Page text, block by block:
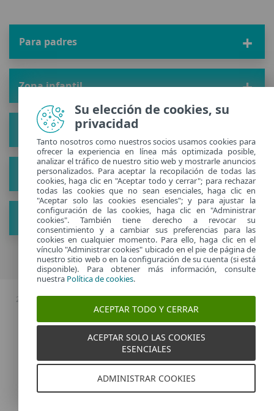
Para padres
Zona infantil
Solución
Acerca de
Ver nuevos consejos
2026 Copyright © ESET, Todos los derechos reservados. |Política de
privacidad|
Administrar cookies
Spain
Su elección de cookies, su
privacidad
Tanto nosotros como nuestros socios usamos cookies para
ofrecer la experiencia en línea más optimizada posible,
analizar el tráfico de nuestro sitio web y mostrarle anuncios
personalizados. Para aceptar la recopilación de todas las
cookies, haga clic en "Aceptar todo y cerrar"; para rechazar
todas las cookies que no sean esenciales, haga clic en
"Aceptar solo las cookies esenciales"; y para ajustar la
configuración de las cookies, haga clic en "Administrar
cookies". También tiene derecho a revocar su
consentimiento y a cambiar sus preferencias para las
cookies en cualquier momento. Para ello, haga clic en el
vínculo "Administrar cookies" ubicado en el pie de página de
nuestro sitio web o en la configuración de su cuenta (si está
disponible). Para obtener más información, consulte
nuestra Política de cookies.
ACEPTAR TODO Y CERRAR
ACEPTAR SOLO LAS COOKIES
ESENCIALES
ADMINISTRAR COOKIES